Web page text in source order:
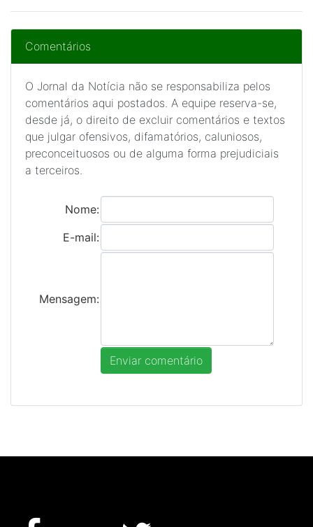
Comentários
O Jornal da Notícia não se responsabiliza pelos
comentários aqui postados. A equipe reserva-se,
desde já, o direito de excluir comentários e textos
que julgar ofensivos, difamatórios, caluniosos,
preconceituosos ou de alguma forma prejudiciais
a terceiros.
Nome:
E-mail:
Mensagem: